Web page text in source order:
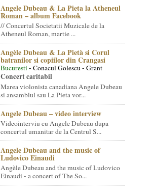
Angele Dubeau & La Pieta la Atheneul
Roman – album Facebook
// Concertul Societatii Muzicale de la
Atheneul Roman, martie ...
Angèle Dubeau & La Pietà si Corul
batranilor si copiilor din Crangasi
Bucuresti- Conacul Golescu - Grant
Concert caritabil
Marea violonista canadiana Angele Dubeau
si ansamblul sau La Pieta vor...
Angele Dubeau – video interview
Videointerviu cu Angele Dubeau dupa
concertul umanitar de la Centrul S...
Angele Dubeau and the music of
Ludovico Einaudi
Angèle Dubeau and the music of Ludovico
Einaudi - a concert of The So...